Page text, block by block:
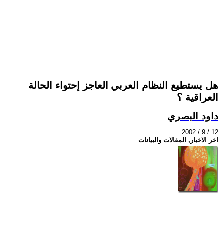
هل يستطيع النظام العربي العاجز إحتواء الحالة
العراقية ؟
داود البصري
2002 / 9 / 12
اخر الاخبار, المقالات والبيانات